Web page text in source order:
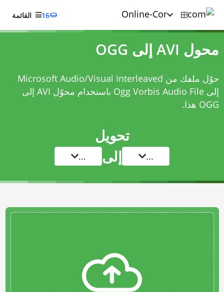
16 القائمة
محول AVI إلى OGG
حوّل ملفك من Microsoft Audio/Visual Interleaved
إلى Ogg Vorbis Audio File باستخدام
محوّل AVI إلى
OGGهذا.
تحويل
... إلى ...